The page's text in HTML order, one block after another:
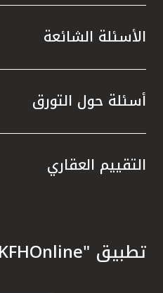
الأسئلة الشائعة
أسئلة حول التورق
التقييم العقاري
تطبيق "KFHOnline" للهواتف الذكية